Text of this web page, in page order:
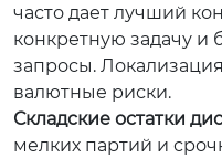
часто дает лучший
конкретную задачу
запросы.
валютные риски.
Складские остатки
мелких партий и